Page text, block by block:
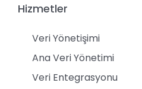
Hizmetler
Veri Yönetişimi
Ana Veri Yönetimi
Veri Entegrasyonu